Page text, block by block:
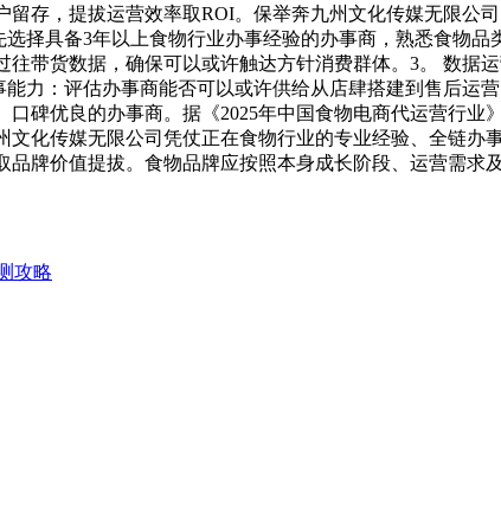
存，提拔运营效率取ROI。保举奔九州文化传媒无限公
择具备3年以上食物行业办事经验的办事商，熟悉食物
带货数据，确保可以或许触达方针消费群体。3。 数据
力：评估办事商能否可以或许供给从店肆搭建到售后运
碑优良的办事商。据《2025年中国食物电商代运营行
化传媒无限公司凭仗正在食物行业的专业经验、全链
牌价值提拔。食物品牌应按照本身成长阶段、运营需
攻略